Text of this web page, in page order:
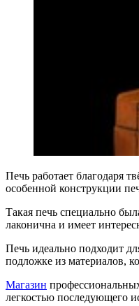
Печь работает благодаря
особенной конструкции
Такая печь специально
лаконична и имеет
Печь идеально подходит
подложке из материалов,
Магазин
легкостью последующего